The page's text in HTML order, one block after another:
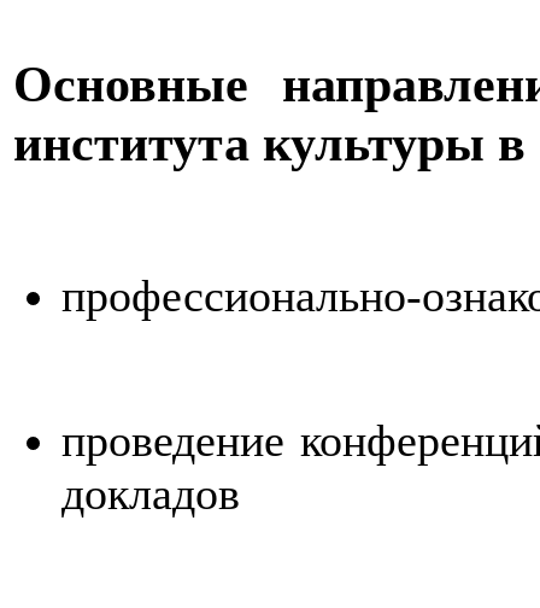
Основные
института культуры
профессионально-
проведение
докладов